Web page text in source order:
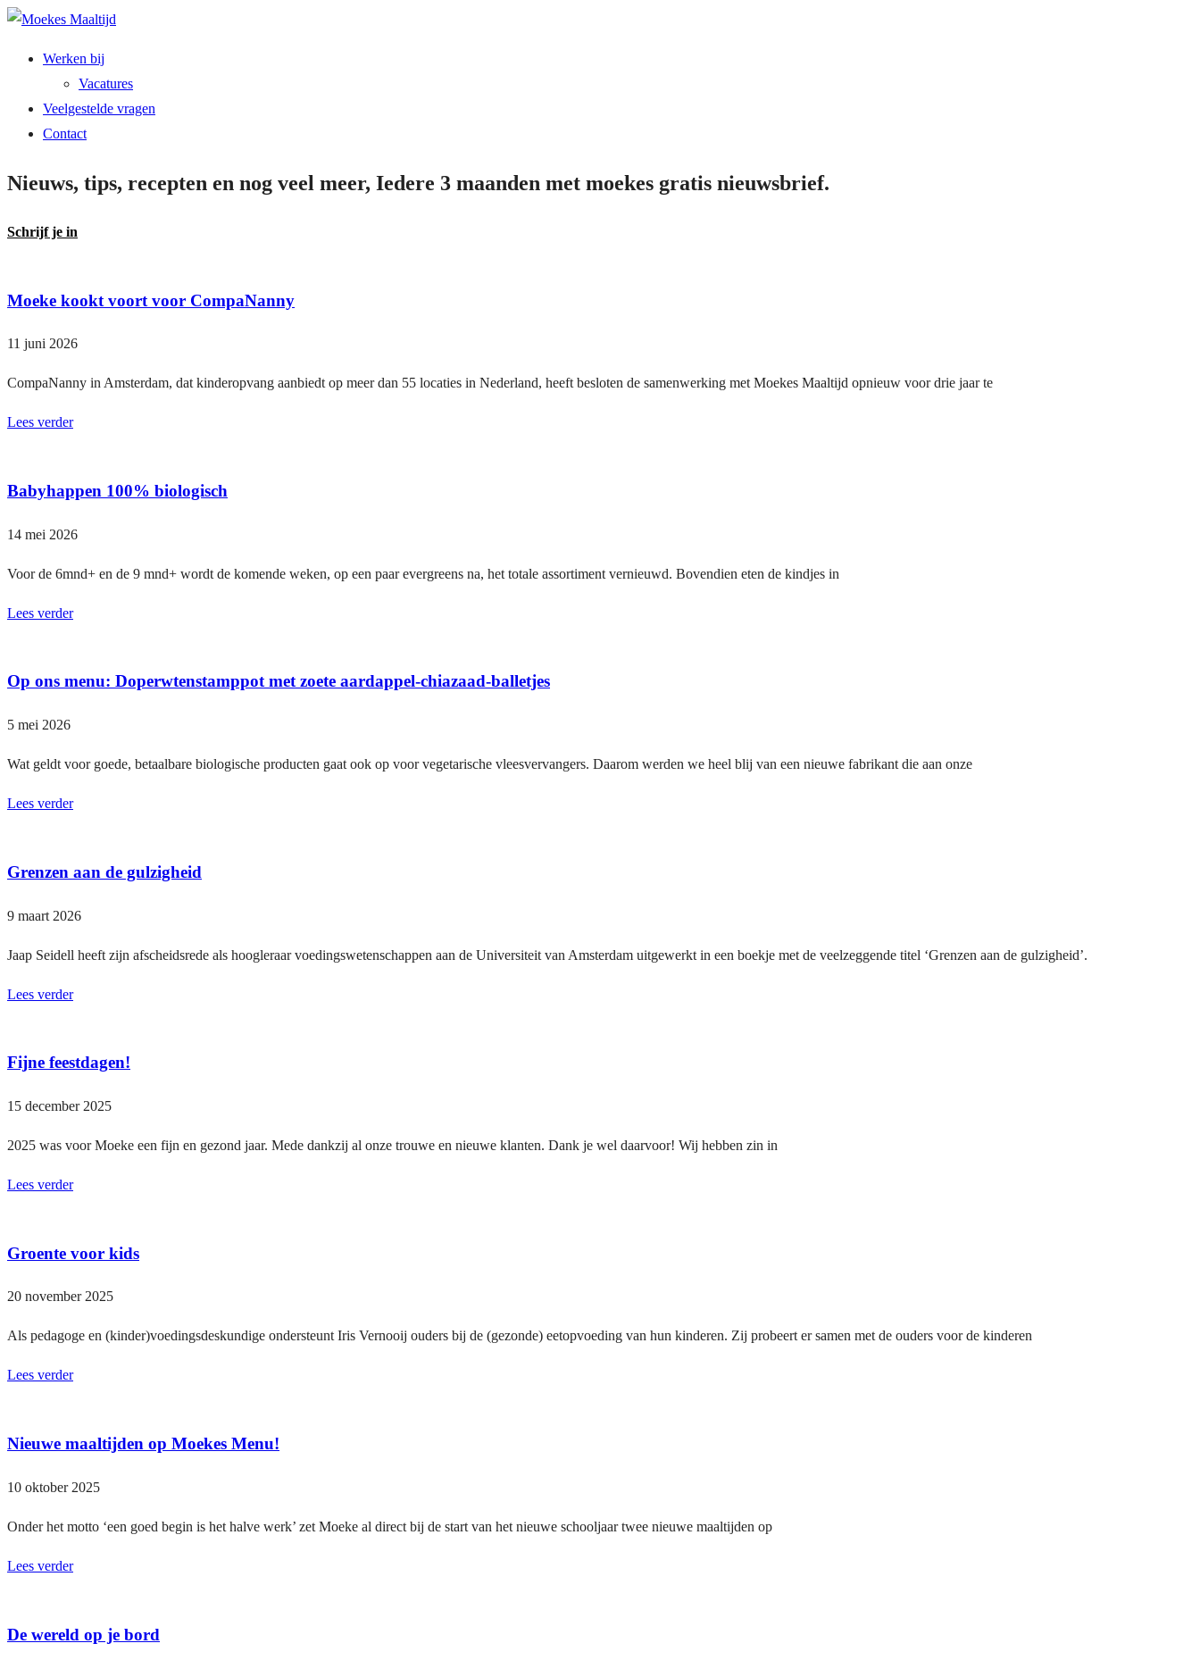
Ga
Werken bij
Vacatures
Veelgestelde vragen
Contact
Nieuws, tips, recepten en nog veel meer, Iedere 3 maanden met moekes gratis nieuwsbrief.
Schrijf je in
Moeke kookt voort voor CompaNanny
11 juni 2026
CompaNanny in Amsterdam, dat kinderopvang aanbiedt op meer dan 55 locaties in Nederland, heeft besloten de samenwerking met Moekes Maaltijd opnieuw voor drie jaar te
Lees verder
Babyhappen 100% biologisch
14 mei 2026
Voor de 6mnd+ en de 9 mnd+ wordt de komende weken, op een paar evergreens na, het totale assortiment vernieuwd. Bovendien eten de kindjes in
Lees verder
Op ons menu: Doperwtenstamppot met zoete aardappel-chiazaad-balletjes
5 mei 2026
Wat geldt voor goede, betaalbare biologische producten gaat ook op voor vegetarische vleesvervangers. Daarom werden we heel blij van een nieuwe fabrikant die aan onze
Lees verder
Grenzen aan de gulzigheid
9 maart 2026
Jaap Seidell heeft zijn afscheidsrede als hoogleraar voedingswetenschappen aan de Universiteit van Amsterdam uitgewerkt in een boekje met de veelzeggende titel ‘Grenzen aan de gulzigheid’.
Lees verder
Fijne feestdagen!
15 december 2025
2025 was voor Moeke een fijn en gezond jaar. Mede dankzij al onze trouwe en nieuwe klanten. Dank je wel daarvoor! Wij hebben zin in
Lees verder
Groente voor kids
20 november 2025
Als pedagoge en (kinder)voedingsdeskundige ondersteunt Iris Vernooij ouders bij de (gezonde) eetopvoeding van hun kinderen. Zij probeert er samen met de ouders voor de kinderen
Lees verder
Nieuwe maaltijden op Moekes Menu!
10 oktober 2025
Onder het motto ‘een goed begin is het halve werk’ zet Moeke al direct bij de start van het nieuwe schooljaar twee nieuwe maaltijden op
Lees verder
De wereld op je bord